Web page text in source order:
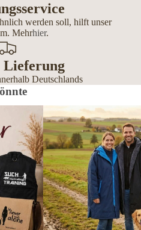
werden soll, hilft unser
Mehrhier.
Lieferung
Deutschlands
Wetterfeste Outdoor-
Hundemenschen –
Editionen